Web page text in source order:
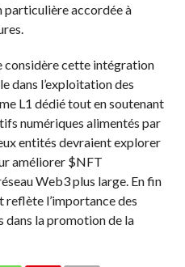
particulière accordée à
cette intégration
dans l’exploitation des
L1 dédié tout en soutenant
numériques alimentés par
entités devraient explorer
améliorer $NFT
Web3 plus large. En fin
l’importance des
dans la promotion de la